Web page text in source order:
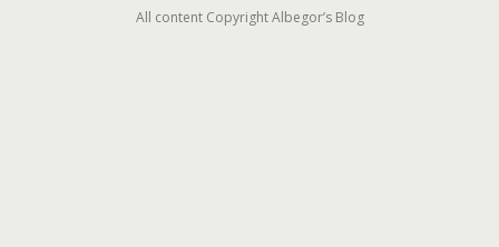
All content Copyright Albegor’s Blog